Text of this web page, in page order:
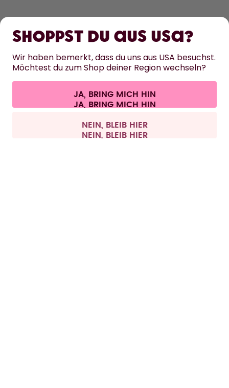
HILFE
KONTAKT
Cookie-Einstellungen AGB Datenschutz
Vertrag widerrufen
Alle Preise sind inklusive Mehrwertsteuer und zzgl. Versandkosten.
Shoppst du aus USA?
Wir haben bemerkt, dass du uns aus USA besuchst.
Möchtest du zum Shop deiner Region wechseln?
JA, BRING MICH HIN
NEIN, BLEIB HIER